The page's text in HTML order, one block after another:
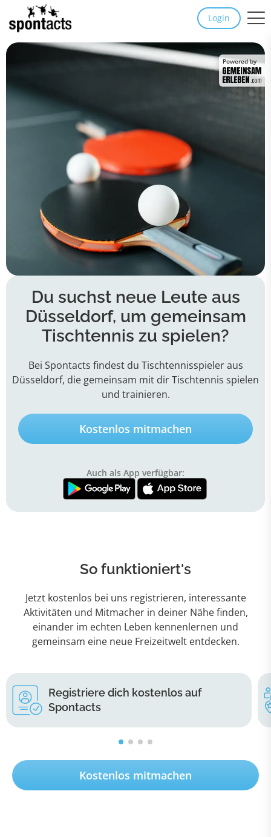
Login
Powered by
Du suchst neue Leute aus
Düsseldorf, um gemeinsam
Tischtennis zu spielen?
Bei Spontacts findest du Tischtennisspieler aus
Düsseldorf, die gemeinsam mit dir Tischtennis spielen
und trainieren.
Kostenlos mitmachen
Auch als App verfügbar:
So funktioniert's
Jetzt kostenlos bei uns registrieren, interessante
Aktivitäten und Mitmacher in deiner Nähe finden,
einander im echten Leben kennenlernen und
gemeinsam eine neue Freizeitwelt entdecken.
Registriere dich kostenlos auf
Spontacts
Kostenlos mitmachen